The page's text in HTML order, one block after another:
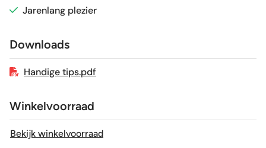
Jarenlang plezier
Downloads
Handige tips.pdf
Winkelvoorraad
Bekijk winkelvoorraad